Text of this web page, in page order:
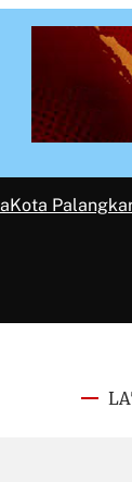
Kota